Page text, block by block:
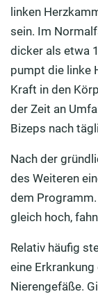
linken
sein. Im
dicker als etwa
pumpt die linke
Kraft in den
der Zeit an
Bizeps nach
Nach der
des Weiteren
dem
gleich hoch,
Relativ häufig
eine
Nierengefäße.